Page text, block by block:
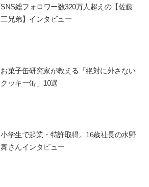
SNS総フォロワー数320万人超えの【佐藤
三兄弟】インタビュー
お菓子缶研究家が教える「絶対に外さない
クッキー缶」10選
小学生で起業・特許取得。16歳社長の水野
舞さんインタビュー